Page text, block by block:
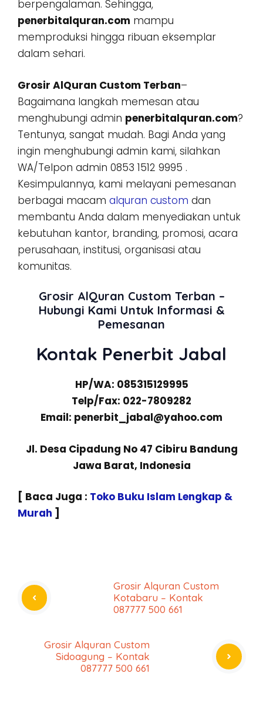
berpengalaman. Sehingga,
penerbitalquran.com mampu
memproduksi hingga ribuan eksemplar
dalam sehari.
Grosir AlQuran Custom Terban–
Bagaimana langkah memesan atau
menghubungi admin penerbitalquran.com?
Tentunya, sangat mudah. Bagi Anda yang
ingin menghubungi admin kami, silahkan
WA/Telpon admin 0853 1512 9995 .
Kesimpulannya, kami melayani pemesanan
berbagai macam alquran custom dan
membantu Anda dalam menyediakan untuk
kebutuhan kantor, branding, promosi, acara
perusahaan, institusi, organisasi atau
komunitas.
Grosir AlQuran Custom Terban –
Hubungi Kami Untuk Informasi &
Pemesanan
Kontak Penerbit Jabal
HP/WA: 085315129995
Telp/Fax: 022-7809282
Email: penerbit_jabal@yahoo.com
Jl. Desa Cipadung No 47 Cibiru Bandung
Jawa Barat, Indonesia
[ Baca Juga : Toko Buku Islam Lengkap &
Murah ]
Grosir Alquran Custom
Kotabaru – Kontak
087777 500 661
Grosir Alquran Custom
Sidoagung – Kontak
087777 500 661